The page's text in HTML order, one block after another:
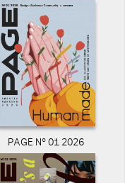
PAGE N° 01 2026